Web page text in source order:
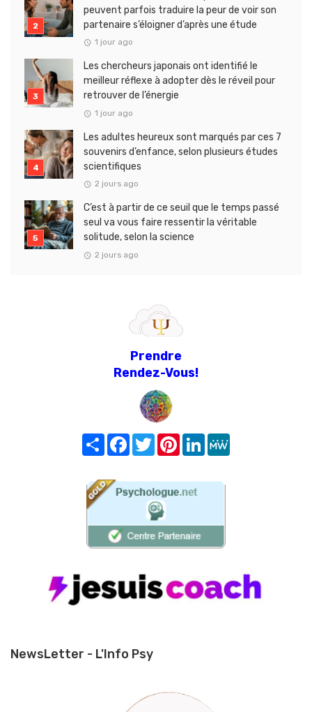
peuvent parfois traduire la peur de voir son
partenaire s’éloigner d’après une étude
1 jour ago
Les chercheurs japonais ont identifié le
meilleur réflexe à adopter dès le réveil pour
retrouver de l’énergie
1 jour ago
Les adultes heureux sont marqués par ces 7
souvenirs d’enfance, selon plusieurs études
scientifiques
2 jours ago
C’est à partir de ce seuil que le temps passé
seul va vous faire ressentir la véritable
solitude, selon la science
2 jours ago
Prendre
Rendez-Vous!
Share FacebookTwitterPinterest
LinkedIn
NewsLetter - L'Info Psy